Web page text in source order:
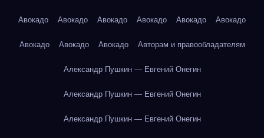
Авокадо Авокадо Авокадо Авокадо Авокадо Авокадо
Авокадо Авокадо Авокадо Авторам и правообладателям
Александр Пушкин — Евгений Онегин
Александр Пушкин — Евгений Онегин
Александр Пушкин — Евгений Онегин